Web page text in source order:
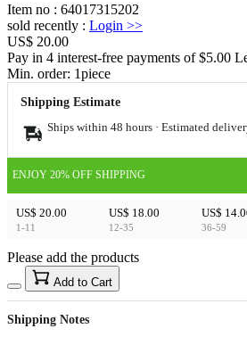
Item no : 64017315202
sold recently : Login >>
US$ 20.00
Pay in 4 interest-free payments of $5.00
Min. order: 1piece
Shipping Estimate
Ships within 48 hours · Estimated
ENJOY 20% OFF SHIPPING
US$ 20.00
1-11
US$ 18.00
12-35
US$
36-59
US$40
Sign up to your membership to get coupons up to
15%
Opportunity to enjoy order discount up to 15% off
Please add the products
Add to Cart
Shipping Notes